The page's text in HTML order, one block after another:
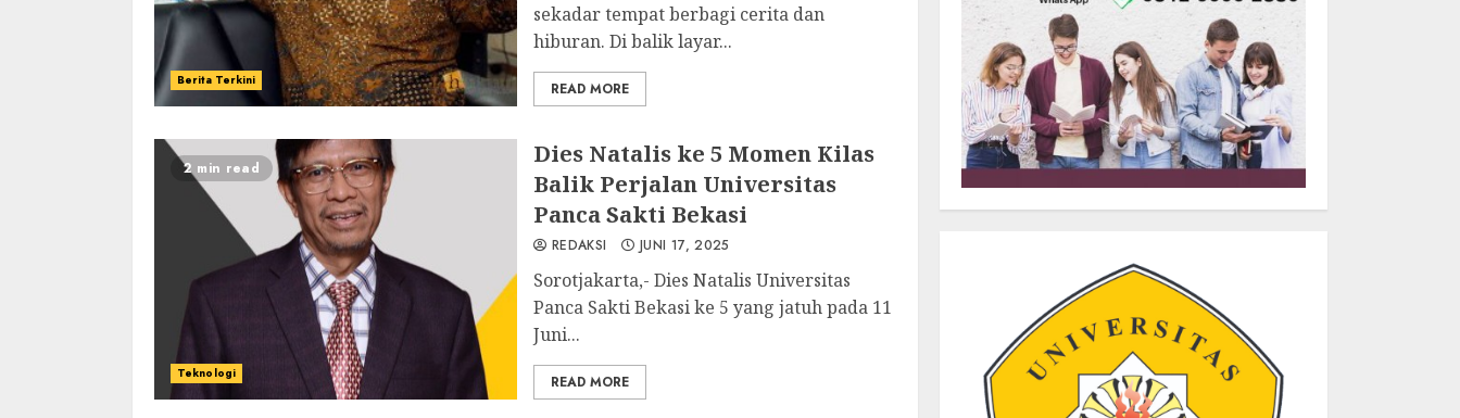
Berita Terkini
sekadar tempat berbagi cerita dan
hiburan. Di balik layar...
READ MORE
2 min read
Teknologi
Dies Natalis ke 5 Momen Kilas
Balik Perjalan Universitas
Panca Sakti Bekasi
REDAKSI JUNI 17, 2025
Sorotjakarta,- Dies Natalis Universitas
Panca Sakti Bekasi ke 5 yang jatuh pada 11
Juni...
READ MORE